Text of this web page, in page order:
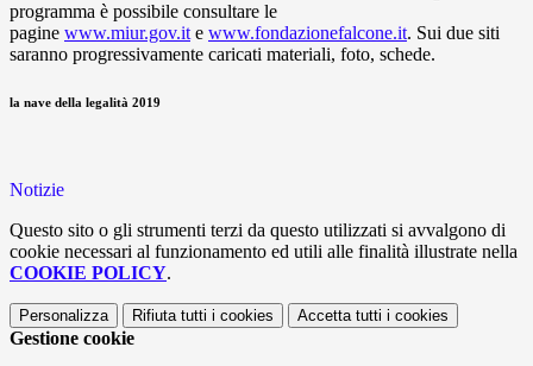
programma è possibile consultare le
pagine www.miur.gov.it e www.fondazionefalcone.it. Sui due siti
saranno progressivamente caricati materiali, foto, schede.
la nave della legalità 2019
Notizie
Questo sito o gli strumenti terzi da questo utilizzati si avvalgono di
cookie necessari al funzionamento ed utili alle finalità illustrate nella
COOKIE POLICY.
Personalizza Rifiuta tutti i cookies Accetta tutti i cookies
Gestione cookie